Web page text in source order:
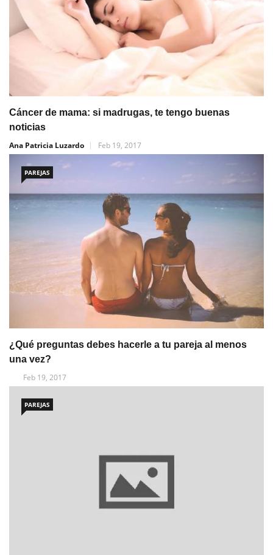
Cáncer de mama: si madrugas, te tengo buenas
noticias
Ana Patricia Luzardo
Feb 19, 2017
PAREJAS
¿Qué preguntas debes hacerle a tu pareja al menos
una vez?
Feb 19, 2017
PAREJAS